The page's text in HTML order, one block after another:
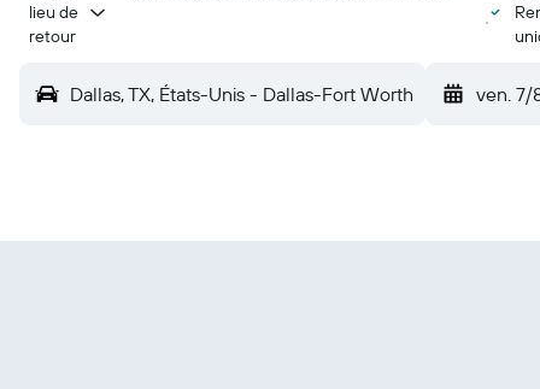
lieu de
retour
Dallas, TX, États-Unis - Dallas-Fort Worth ven. 7/